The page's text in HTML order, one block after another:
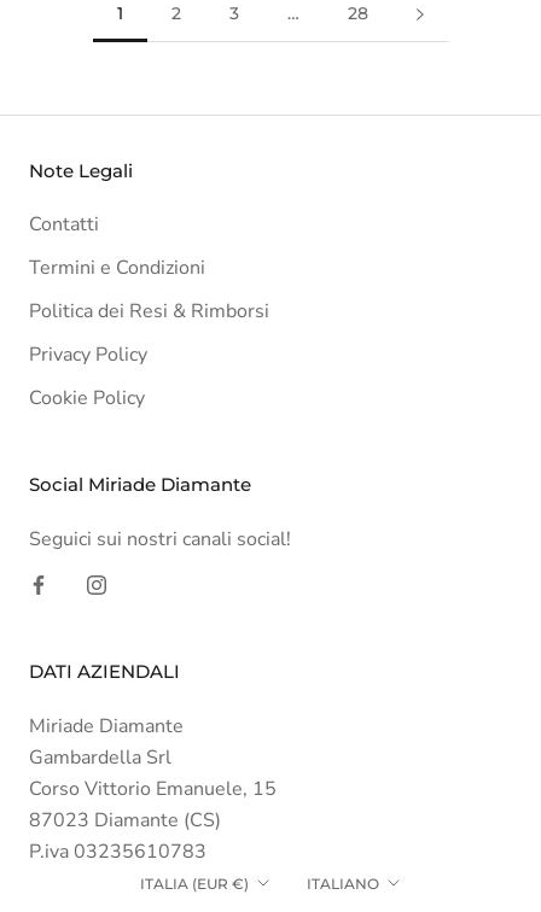
1 2 3 … 28
Note Legali
Contatti
Termini e Condizioni
Politica dei Resi & Rimborsi
Privacy Policy
Cookie Policy
Social Miriade Diamante
Seguici sui nostri canali social!
DATI AZIENDALI
Miriade Diamante
Gambardella Srl
Corso Vittorio Emanuele, 15
87023 Diamante (CS)
P.iva 03235610783
Paese/Area
ITALIA (EUR €) Lingua
ITALIANO